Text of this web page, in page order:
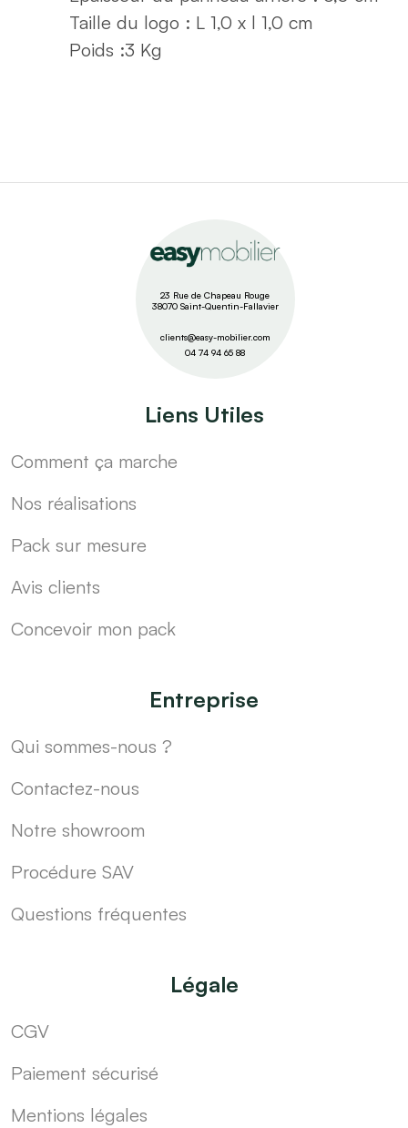
Taille du logo : L 1,0 x l 1,0 cm
Poids :3 Kg
23 Rue de Chapeau Rouge
38070 Saint-Quentin-Fallavier
clients@easy-mobilier.com
04 74 94 65 88
Liens Utiles
Comment ça marche
Nos réalisations
Pack sur mesure
Avis clients
Concevoir mon pack
Entreprise
Qui sommes-nous ?
Contactez-nous
Notre showroom
Procédure SAV
Questions fréquentes
Légale
CGV
Paiement sécurisé
Mentions légales